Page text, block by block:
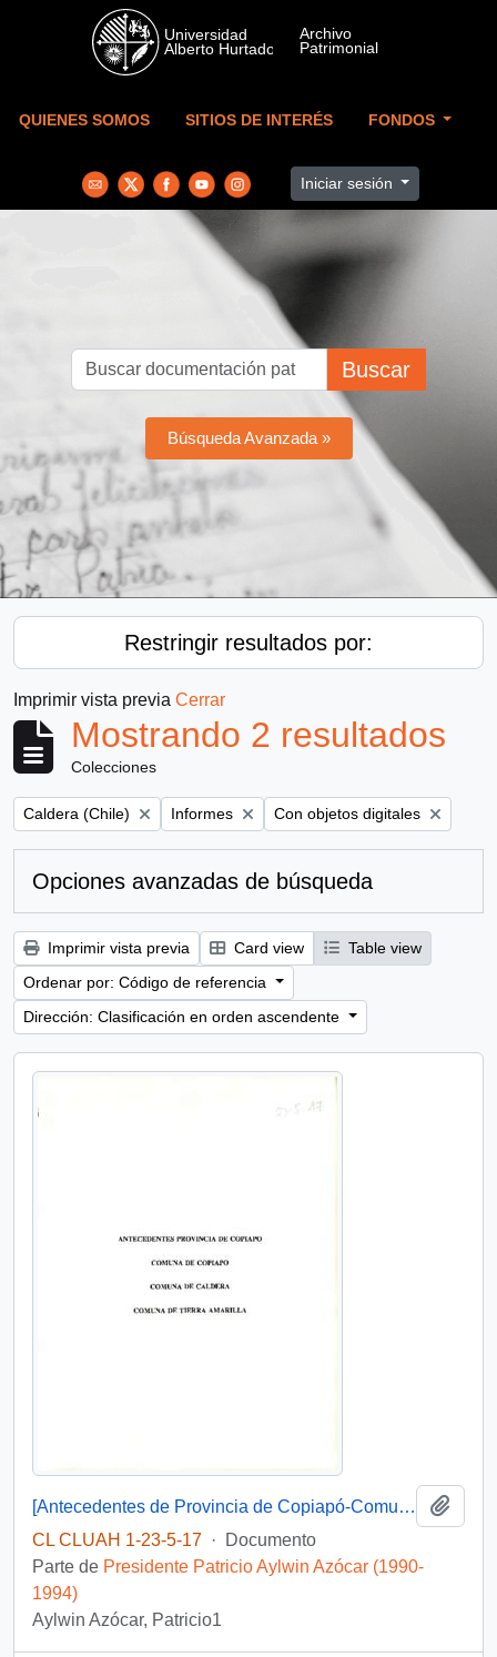
Skip to main content
QUIENES SOMOS SITIOS DE INTERÉS FONDOS
Iniciar sesión
Buscar
Búsqueda Avanzada »
Restringir resultados por:
Imprimir vista previa Cerrar
Mostrando 2 resultados
Colecciones
Remove filter:
Caldera (Chile) Remove filter:
Informes Remove filter:
Con objetos digitales
Opciones avanzadas de búsqueda
Imprimir vista previa Card view
Table view
Ordenar por: Código de referencia
Dirección: Clasificación en orden ascendente
[Antecedentes de Provincia de Copiapó-Comuna de Copiapó, Caldera. Tierra Amarilla].
CL CLUAH 1-23-5-17 ·
Documento
Parte de Presidente Patricio Aylwin Azócar (1990-
1994)
Aylwin Azócar, Patricio1